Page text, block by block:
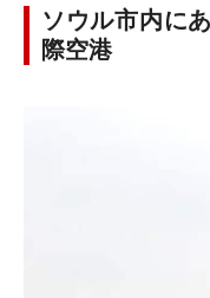
ソウル市内に
際空港